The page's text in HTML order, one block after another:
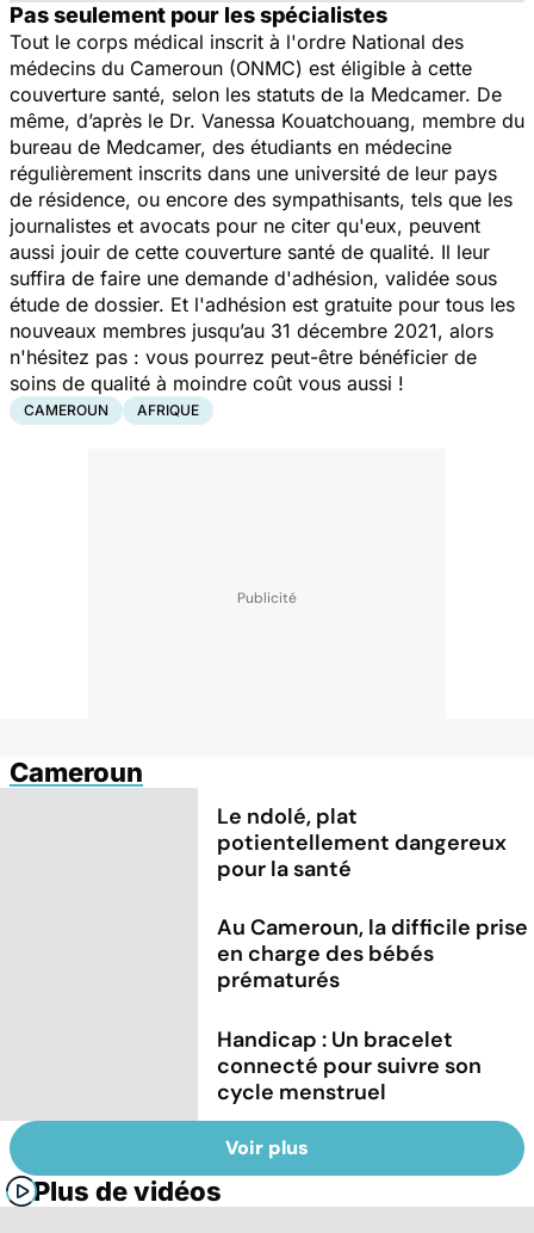
Pas seulement pour les spécialistes
Tout le corps médical inscrit à l'ordre National des
médecins du Cameroun (ONMC) est éligible à cette
couverture santé, selon les statuts de la Medcamer. De
même, d’après le Dr. Vanessa Kouatchouang, membre du
bureau de Medcamer, des étudiants en médecine
régulièrement inscrits dans une université de leur pays
de résidence, ou encore des sympathisants, tels que les
journalistes et avocats pour ne citer qu'eux, peuvent
aussi jouir de cette couverture santé de qualité. Il leur
suffira de faire une demande d'adhésion, validée sous
étude de dossier. Et l'adhésion est gratuite pour tous les
nouveaux membres jusqu’au 31 décembre 2021, alors
n'hésitez pas : vous pourrez peut-être bénéficier de
soins de qualité à moindre coût vous aussi !
CAMEROUN AFRIQUE
Cameroun
Le ndolé, plat
potientellement dangereux
pour la santé
Au Cameroun, la difficile prise
en charge des bébés
prématurés
Handicap : Un bracelet
connecté pour suivre son
cycle menstruel
Voir plus
Plus de vidéos